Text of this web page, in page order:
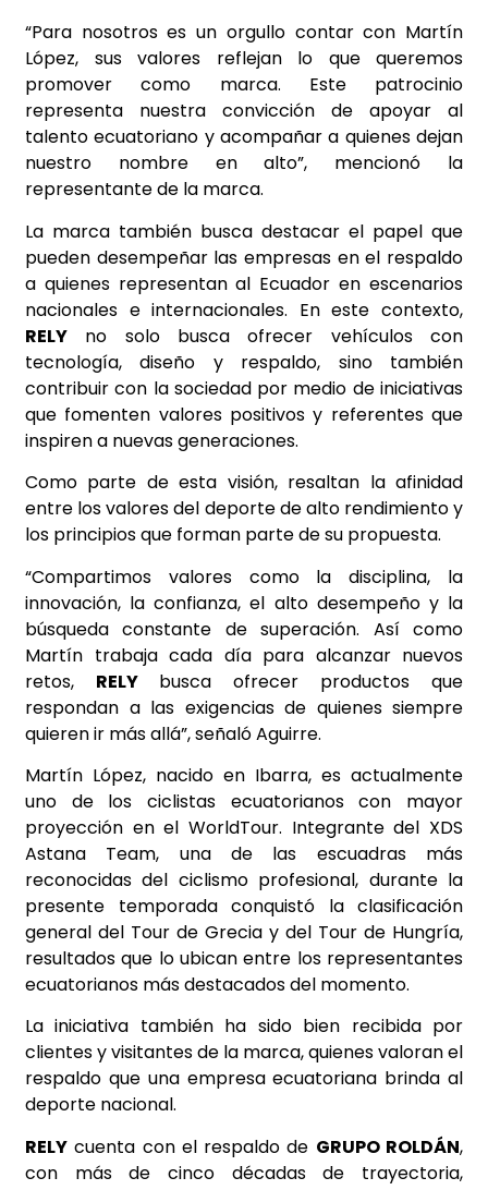
“Para nosotros es un orgullo contar con Martín
López, sus valores reflejan lo que queremos
promover como marca. Este patrocinio
representa nuestra convicción de apoyar al
talento ecuatoriano y acompañar a quienes dejan
nuestro nombre en alto”, mencionó la
representante de la marca.
La marca también busca destacar el papel que
pueden desempeñar las empresas en el respaldo
a quienes representan al Ecuador en escenarios
nacionales e internacionales. En este contexto,
RELY no solo busca ofrecer vehículos con
tecnología, diseño y respaldo, sino también
contribuir con la sociedad por medio de iniciativas
que fomenten valores positivos y referentes que
inspiren a nuevas generaciones.
Como parte de esta visión, resaltan la afinidad
entre los valores del deporte de alto rendimiento y
los principios que forman parte de su propuesta.
“Compartimos valores como la disciplina, la
innovación, la confianza, el alto desempeño y la
búsqueda constante de superación. Así como
Martín trabaja cada día para alcanzar nuevos
retos, RELY busca ofrecer productos que
respondan a las exigencias de quienes siempre
quieren ir más allá”, señaló Aguirre.
Martín López, nacido en Ibarra, es actualmente
uno de los ciclistas ecuatorianos con mayor
proyección en el WorldTour. Integrante del XDS
Astana Team, una de las escuadras más
reconocidas del ciclismo profesional, durante la
presente temporada conquistó la clasificación
general del Tour de Grecia y del Tour de Hungría,
resultados que lo ubican entre los representantes
ecuatorianos más destacados del momento.
La iniciativa también ha sido bien recibida por
clientes y visitantes de la marca, quienes valoran el
respaldo que una empresa ecuatoriana brinda al
deporte nacional.
RELY cuenta con el respaldo de GRUPO ROLDÁN,
con más de cinco décadas de trayectoria,